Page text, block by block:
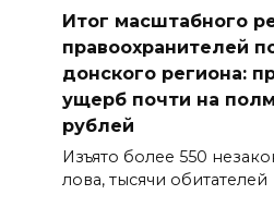
Итог масштабного
правоохранителей
донского региона:
ущерб почти на
рублей
Изъято более 550
лова, тысячи обитателей